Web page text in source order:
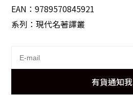
EAN：9789570845921
系列：現代名著譯叢
有貨通知我